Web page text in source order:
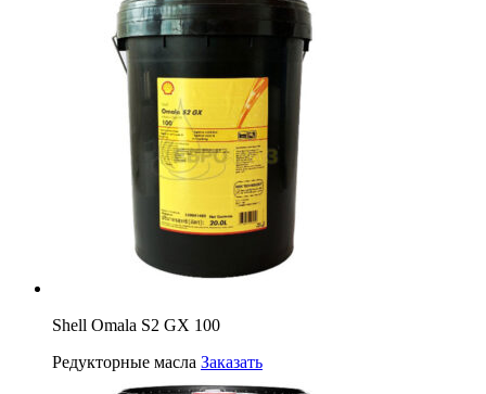
Shell Omala S2 GX 100
Редукторные масла Заказать